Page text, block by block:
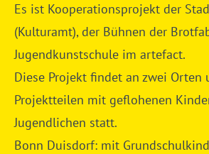
Es ist Kooperationsprojekt der
(Kulturamt), der Bühnen der
Jugendkunstschule im artefact.
Diese Projekt findet an zwei Orten
Projektteilen mit geflohenen
Jugendlichen statt.
Bonn Duisdorf: mit